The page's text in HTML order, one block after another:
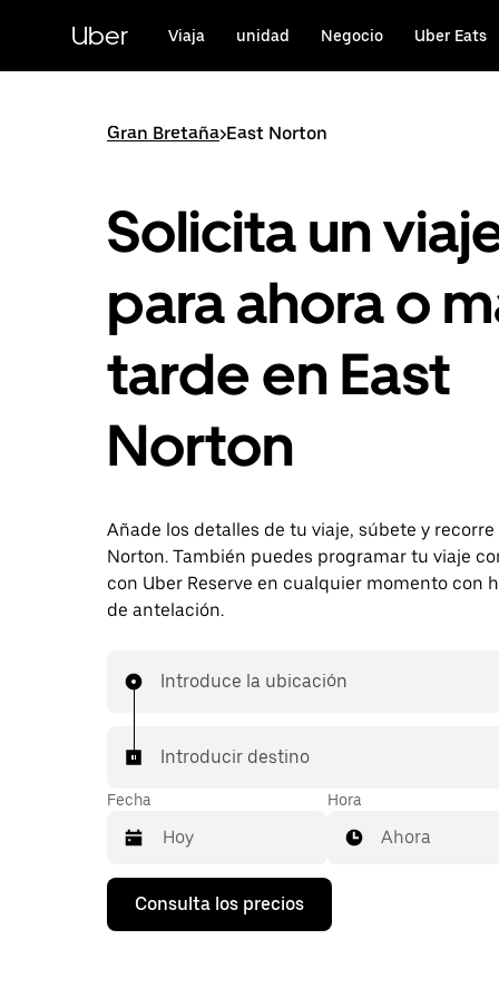
contenido
principal
Uber Viaja unidad Negocio Uber Eats
Gran Bretaña>East Norton
Solicita un
para ahora o
tarde en East
Norton
Añade los detalles de tu viaje, súbete y recorre
Norton. También puedes programar tu viaje
con Uber Reserve en cualquier momento con
de antelación.
Introduce la ubicación
Introducir destino
Fecha
Pulsa
flecha
Hora
Ahora
Consulta los precios